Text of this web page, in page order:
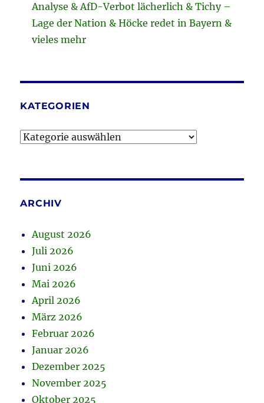
Analyse & AfD-Verbot lächerlich & Tichy –
Lage der Nation & Höcke redet in Bayern &
vieles mehr
KATEGORIEN
Kategorien
ARCHIV
August 2026
Juli 2026
Juni 2026
Mai 2026
April 2026
März 2026
Februar 2026
Januar 2026
Dezember 2025
November 2025
Oktober 2025